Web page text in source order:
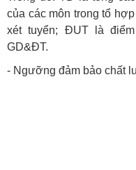
của các môn trong tổ
xét tuyển; ĐUT là
GD&ĐT.
- Ngưỡng đảm bảo chất